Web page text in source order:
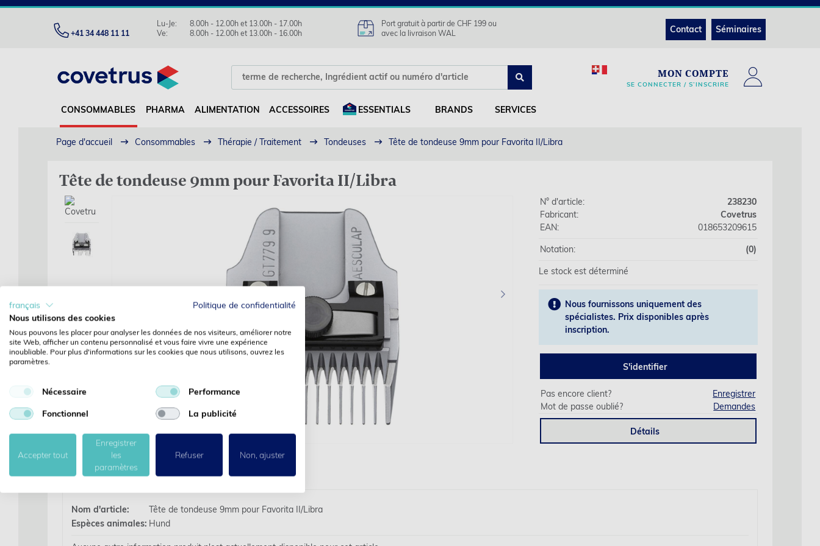
+41 34 448 11 11
Lu-Je:
Ve:
8.00h - 12.00h et 13.00h - 17.00h
8.00h - 12.00h et 13.00h - 16.00h
Port gratuit à partir de CHF 199 ou
avec la livraison WAL
Contact Séminaires
CONSOMMABLES PHARMA ALIMENTATION ACCESSOIRES ESSENTIALS BRANDS SERVICES
MON COMPTE
SE CONNECTER / S’INSCRIRE
Page d'accueil Consommables Thérapie / Traitement Tondeuses Tête de tondeuse 9mm pour Favorita II/Libra
Tête de tondeuse 9mm pour Favorita II/Libra
N° d'article:
238230
Fabricant:
Covetrus
EAN:
018653209615
Notation:
(0)
Le stock est déterminé
Nous fournissons uniquement des
spécialistes. Prix disponibles après
inscription.
S'identifier
Pas encore client?
Enregistrer
Mot de passe oublié?
Demandes
Détails
Des détails
Nom d'article:
Tête de tondeuse 9mm pour Favorita II/Libra
Espèces animales: Hund
français
Politique de confidentialité
Nous utilisons des cookies
Nous pouvons les placer pour analyser les données de nos visiteurs, améliorer notre
site Web, afficher un contenu personnalisé et vous faire vivre une expérience
inoubliable. Pour plus d'informations sur les cookies que nous utilisons, ouvrez les
paramètres.
Nécessaire Performance
Fonctionnel La publicité
Accepter tout
Enregistrer
les
paramètres
Refuser Non, ajuster